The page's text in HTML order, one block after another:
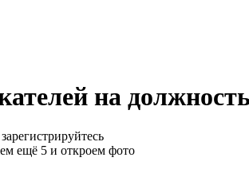
на
ещё 5 и откроем фото